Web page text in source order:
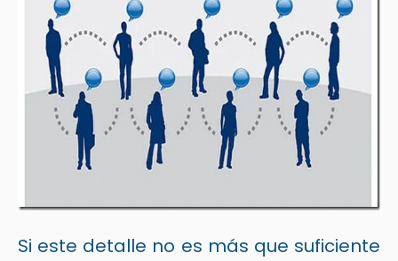
Si este detalle no es más que suficiente